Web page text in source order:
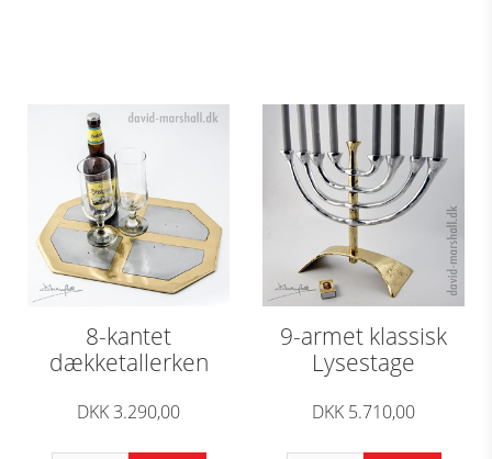
8-kantet
dækketallerken
DKK 3.290,00
9-armet klassisk
Lysestage
DKK 5.710,00